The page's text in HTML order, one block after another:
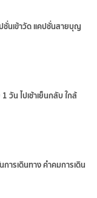
ชั่นเข้าวัด แคปชั่นสายบุญ
วัน ไปเช้าเย็นกลับ ใกล้
ารเดินทาง คำคมการเดิน